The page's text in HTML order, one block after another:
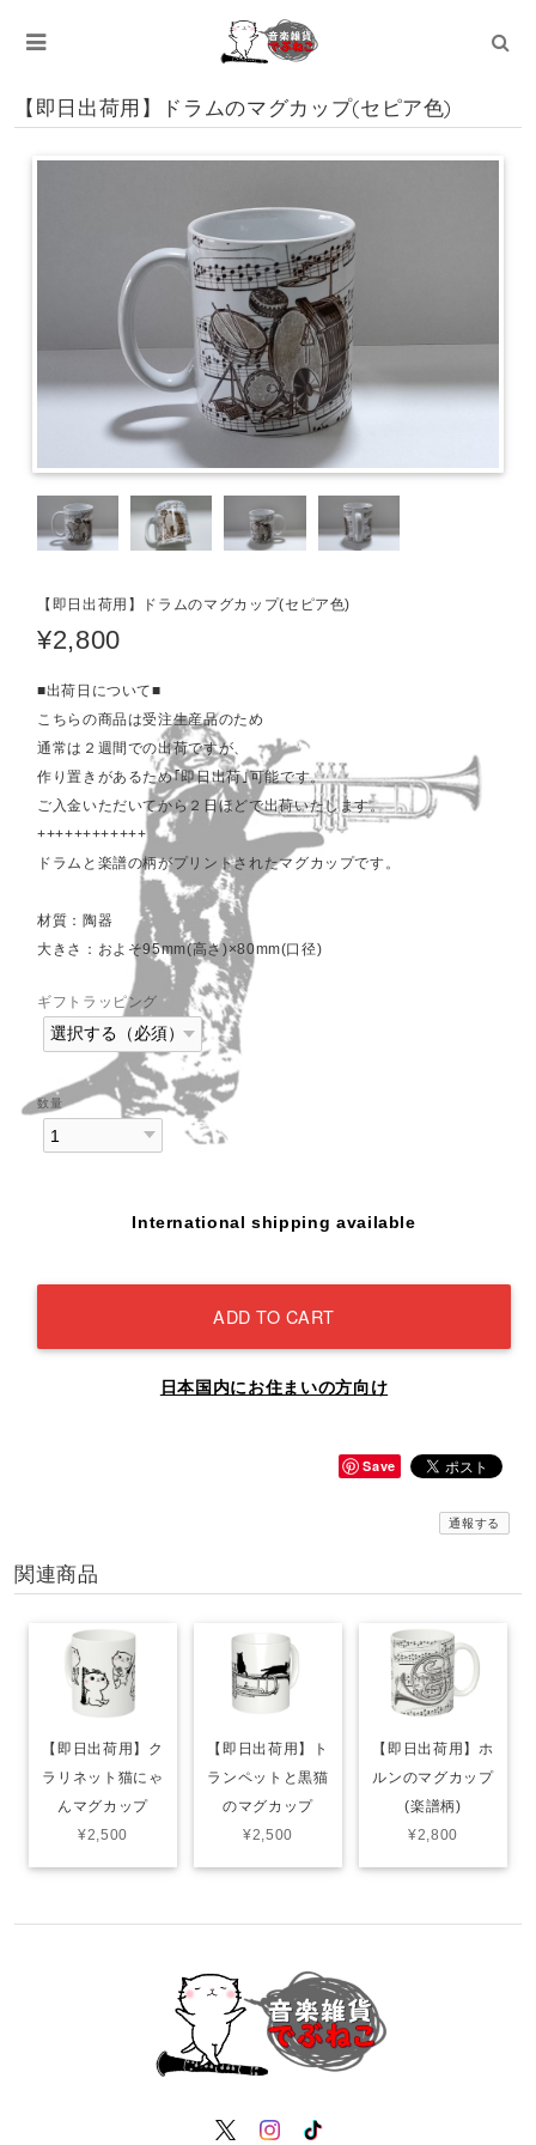
【即日出荷用】ドラムのマグカップ(セピア色)
【即日出荷用】ドラムのマグカップ(セピア色)
¥2,800
■出荷日について■
こちらの商品は受注生産品のため
通常は２週間での出荷ですが、
作り置きがあるため｢即日出荷｣可能です。
ご入金いただいてから２日ほどで出荷いたします。
++++++++++++
ドラムと楽譜の柄がプリントされたマグカップです。
材質：陶器
大きさ：およそ95mm(高さ)×80mm(口径)
ギフトラッピング
数量
International shipping available
ADD TO CART
日本国内にお住まいの方向け
Save
通報する
関連商品
【即日出荷用】ク
ラリネット猫にゃ
んマグカップ
¥2,500
【即日出荷用】ト
ランペットと黒猫
のマグカップ
¥2,500
【即日出荷用】ホ
ルンのマグカップ
(楽譜柄)
¥2,800